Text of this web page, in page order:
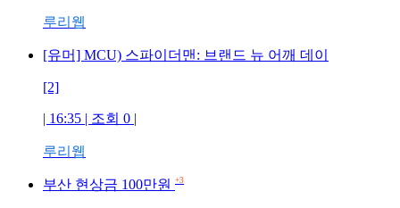
루리웹
[유머] MCU) 스파이더맨: 브랜드 뉴 어깨 데이
[2]
| 16:35 | 조회 0 |
루리웹
부산 현상금 100만원 +3